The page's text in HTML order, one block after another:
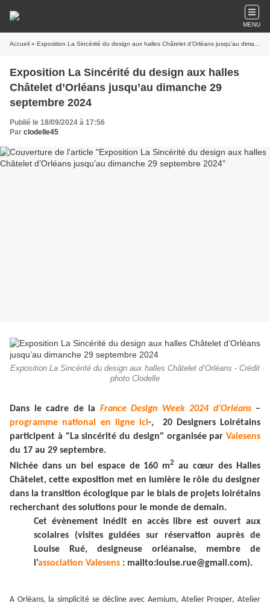
MENU
Accueil » Exposition La Sincérité du design aux halles Châtelet d’Orléans jusqu’au dimanche 29 septembre 2024
Exposition La Sincérité du design aux halles
Châtelet d’Orléans jusqu’au dimanche 29
septembre 2024
Publié le 18/09/2024 à 17:56
Par clodelle45
Exposition La Sincérité du design aux halles Châtelet d’Orléans - Crédit
photo Clodelle
Dans le cadre de la France Design Week 2024 d’Orléans–
programme national en ligne ici-, 20 Designers Loirétains
participent à "La sincérité du design" organisée par Valesens
du 17 au 29 septembre.
Nichée dans un bel espace de 160 m2
au cœur des Halles
Châtelet, cette exposition met en lumière le rôle du designer
dans la transition écologique par le biais de projets loirétains
recherchant des solutions pour le monde de demain.
Cet évènement inédit en accès libre est ouvert aux
scolaires (visites guidées sur réservation auprès de
Louise Rué, designeuse orléanaise, membre de
l’association Valesens : mailto:louise.rue@gmail.com).
A Orléans, la simplicité se décline avec Aemium, Atelier Prosper, Atelier